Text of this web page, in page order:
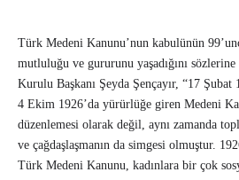
Türk Medeni Kanunu’nun kabulünün
mutluluğu ve gururunu yaşadığını
Kurulu Başkanı Şeyda Şençayır, “17
4 Ekim 1926’da yürürlüğe giren Medeni
düzenlemesi olarak değil, aynı zamanda
ve çağdaşlaşmanın da simgesi olmuştur.
Türk Medeni Kanunu, kadınlara bir çok